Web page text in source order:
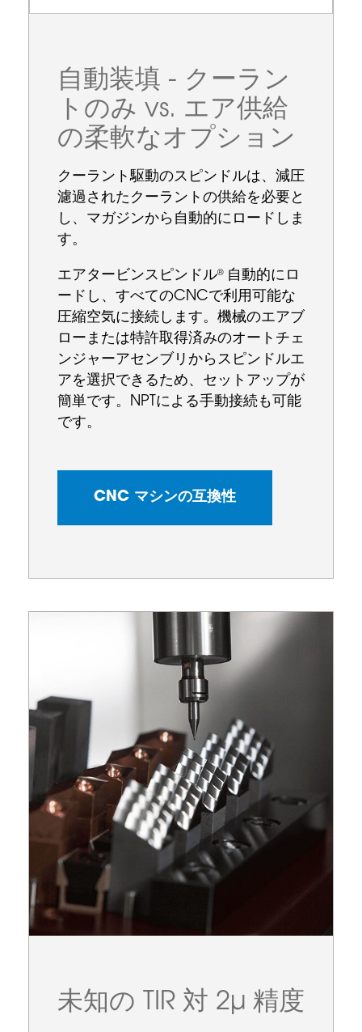
自動装填 - クーラン
トのみ vs. エア供給
の柔軟なオプション
クーラント駆動のスピンドルは、減圧
濾過されたクーラントの供給を必要と
し、マガジンから自動的にロードしま
す。
エアタービンスピンドル®自動的にロ
ードし、すべてのCNCで利用可能な
圧縮空気に接続します。機械のエアブ
ローまたは特許取得済みのオートチェ
ンジャーアセンブリからスピンドルエ
アを選択できるため、セットアップが
簡単です。NPTによる手動接続も可能
です。
CNC マシンの互換性
未知の TIR 対 2µ 精度